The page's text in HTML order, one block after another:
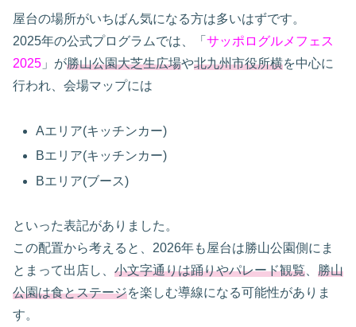
屋台の場所がいちばん気になる方は多いはずです。
2025年の公式プログラムでは、「 サッポログルメフェス
2025 」が勝山公園大芝生広場や北九州市役所横を中心に
行われ、会場マップには
Aエリア(キッチンカー)
Bエリア(キッチンカー)
Bエリア(ブース)
といった表記がありました。
この配置から考えると、2026年も屋台は勝山公園側にま
とまって出店し、 小文字通りは踊りやパレード観覧
勝山
公園は食とステージを楽しむ導線になる可能性がありま
す。